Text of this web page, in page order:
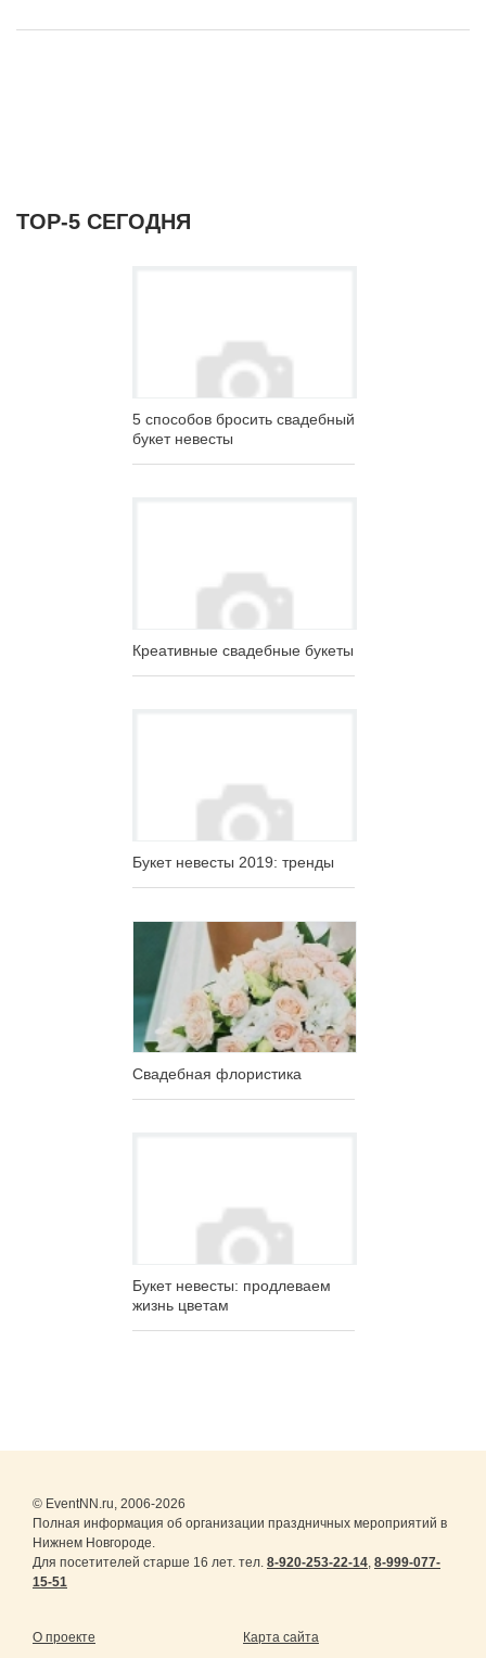
ТОР-5 СЕГОДНЯ
5 способов бросить свадебный
букет невесты
Креативные свадебные букеты
Букет невесты 2019: тренды
Свадебная флористика
Букет невесты: продлеваем
жизнь цветам
© EventNN.ru, 2006-2026
Полная информация об организации праздничных мероприятий в
Нижнем Новгороде.
Для посетителей старше 16 лет. тел. 8-920-253-22-14, 8-999-077-
15-51
О проекте Карта сайта